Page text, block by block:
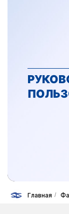
Главная /